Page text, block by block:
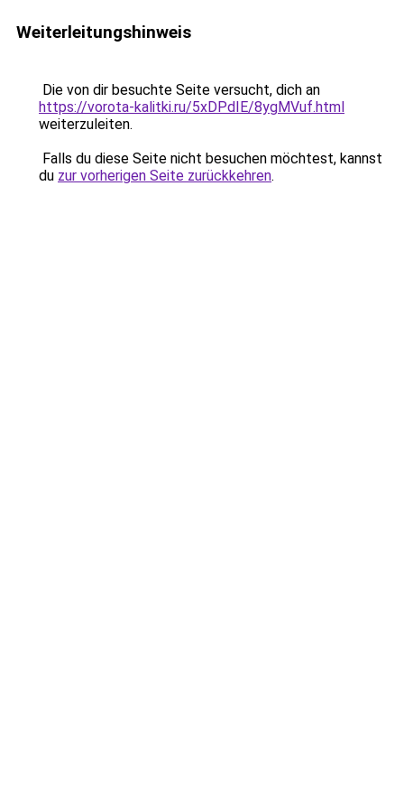
Weiterleitungshinweis
Die von dir besuchte Seite versucht, dich an
https://vorota-kalitki.ru/5xDPdIE/8ygMVuf.html
weiterzuleiten.
Falls du diese Seite nicht besuchen möchtest, kannst
du zur vorherigen Seite zurückkehren.